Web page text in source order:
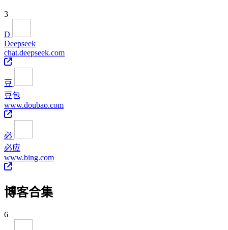
3
D
Deepseek
chat.deepseek.com
豆
豆包
www.doubao.com
必
必应
www.bing.com
博客合集
6